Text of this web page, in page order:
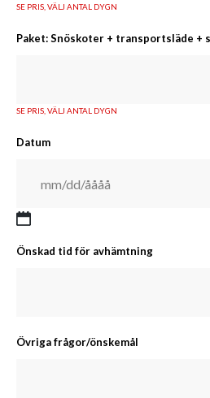
SE PRIS, VÄLJ ANTAL DYGN
Paket: Snöskoter + transportsläde +
SE PRIS, VÄLJ ANTAL DYGN
Datum
Önskad tid för avhämtning
Övriga frågor/önskemål